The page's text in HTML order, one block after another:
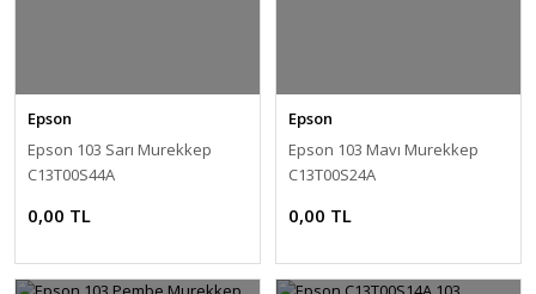
Epson
Epson 103 Sarı Murekkep
C13T00S44A
0,00 TL
Epson
Epson 103 Mavı Murekkep
C13T00S24A
0,00 TL